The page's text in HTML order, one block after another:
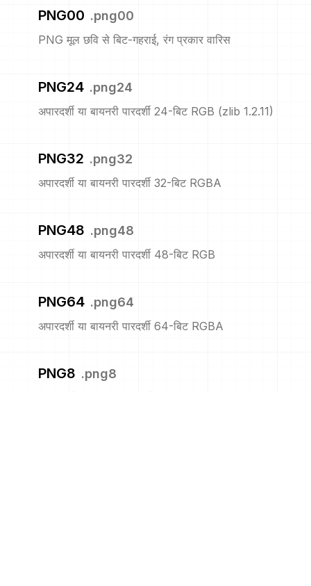
PNG00 .png00
PNG मूल छवि से बिट-गहराई, रंग प्रकार वारिस
PNG24 .png24
अपारदर्शी या बायनरी पारदर्शी 24-बिट RGB (zlib 1.2.11)
PNG32 .png32
अपारदर्शी या बायनरी पारदर्शी 32-बिट RGBA
PNG48 .png48
अपारदर्शी या बायनरी पारदर्शी 48-बिट RGB
PNG64 .png64
अपारदर्शी या बायनरी पारदर्शी 64-बिट RGBA
PNG8 .png8